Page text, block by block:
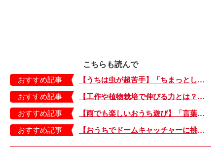
こちらも読んで
おすすめ記事
【うちは虫が超苦手】「ちまっとした虫にも大騒ぎ！」「可愛い系の虫……でも逃げる！」教えて！ みんなの虫ギライエピソード
おすすめ記事
【工作や植物栽培で伸びる力とは？】「非認知能力」を養う、おうちで楽しむ創作あそび・おうちあそび図鑑5
おすすめ記事
【雨でも楽しいおうち遊び】「言葉あそび」で伸ばす表現力や想像力・おうちあそび図鑑4
おすすめ記事
【おうちでドームキャッチャーに挑戦だ】アンパンマン わくわくドームキャッチャー